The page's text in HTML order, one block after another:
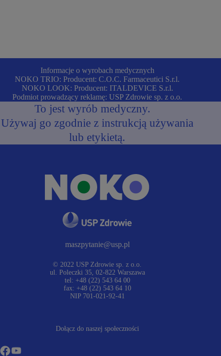
dobre
na
zmęczone
oczy?
Informacje o wyrobach medycznych
NOKO TRIO: Producent: C.O.C. Farmaceutici S.r.l.
NOKO LOOK: Producent: ITALDEVICE S.r.l.
Podmiot prowadzący reklamę: USP Zdrowie sp. z o.o.
To jest wyrób medyczny.
Używaj go zgodnie z instrukcją używania
lub etykietą.
maszpytanie@usp.pl
© 2022 USP Zdrowie sp. z o.o.
ul. Poleczki 35, 02-822 Warszawa
tel: +48 (22) 543 64 00
fax: +48 (22) 543 64 10
NIP 701-021-92-41
Dołącz do naszej społeczności